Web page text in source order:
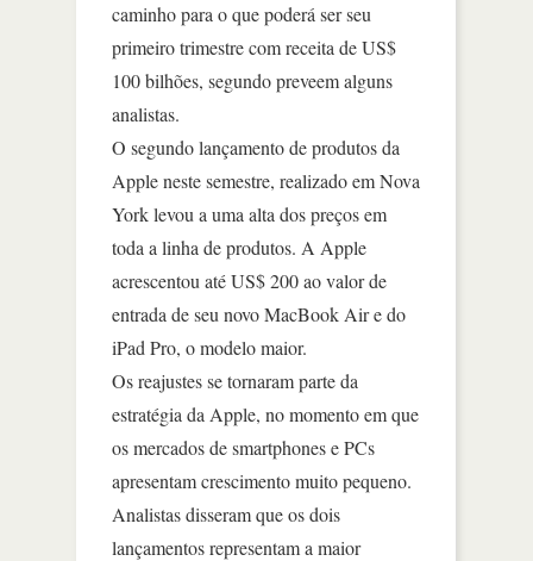
caminho para o que poderá ser seu
primeiro trimestre com receita de US$
100 bilhões, segundo preveem alguns
analistas.
O segundo lançamento de produtos da
Apple neste semestre, realizado em Nova
York levou a uma alta dos preços em
toda a linha de produtos. A Apple
acrescentou até US$ 200 ao valor de
entrada de seu novo MacBook Air e do
iPad Pro, o modelo maior.
Os reajustes se tornaram parte da
estratégia da Apple, no momento em que
os mercados de smartphones e PCs
apresentam crescimento muito pequeno.
Analistas disseram que os dois
lançamentos representam a maior